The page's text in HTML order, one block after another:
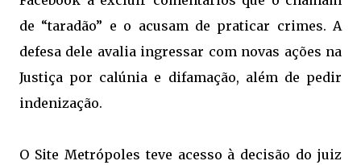
de “taradão” e o acusam de praticar crimes. A
defesa dele avalia ingressar com novas ações na
Justiça por calúnia e difamação, além de pedir
indenização.
O Site Metrópoles teve acesso à decisão do juiz